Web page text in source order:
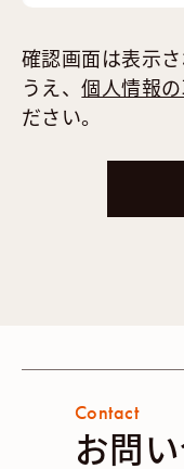
確認画面は表示
うえ、個人情報
ださい。
Contact
お問